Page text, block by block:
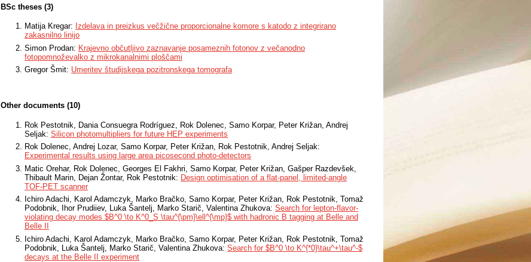
BSc theses (3)
Matija Kregar: Izdelava in preizkus večžične proporcionalne komore s katodo z integrirano
zakasnilno linijo
Simon Prodan: Krajevno občutljivo zaznavanje posameznih fotonov z večanodno
fotopomnoževalko z mikrokanalnimi ploščami
Gregor Šmit: Umeritev študijskega pozitronskega tomografa
Other documents (10)
Rok Pestotnik, Dania Consuegra Rodríguez, Rok Dolenec, Samo Korpar, Peter Križan, Andrej
Seljak: Silicon photomultipliers for future HEP experiments
Rok Dolenec, Andrej Lozar, Samo Korpar, Peter Križan, Rok Pestotnik, Andrej Seljak:
Experimental results using large area picosecond photo-detectors
Matic Orehar, Rok Dolenec, Georges El Fakhri, Samo Korpar, Peter Križan, Gašper Razdevšek,
Thibault Marin, Dejan Žontar, Rok Pestotnik: Design optimisation of a flat-panel, limited-angle
TOF-PET scanner
Ichiro Adachi, Karol Adamczyk, Marko Bračko, Samo Korpar, Peter Križan, Rok Pestotnik, Tomaž
Podobnik, Ihor Prudiiev, Luka Šantelj, Marko Starič, Valentina Zhukova: Search for lepton-flavor-
violating decay modes $B^0 \to K^0_S \tau^{\pm}\ell^{\mp}$ with hadronic B tagging at Belle and
Belle II
Ichiro Adachi, Karol Adamczyk, Marko Bračko, Samo Korpar, Peter Križan, Rok Pestotnik, Tomaž
Podobnik, Luka Šantelj, Marko Starič, Valentina Zhukova: Search for $B^0 \to K^{*0}\tau^+\tau^-$
decays at the Belle II experiment